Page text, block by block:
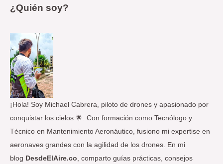
r
p
o
r
:
¿Quién soy?
¡Hola! Soy Michael Cabrera, piloto de drones y apasionado por
conquistar los cielos 🌟. Con formación como Tecnólogo y
Técnico en Mantenimiento Aeronáutico, fusiono mi expertise en
aeronaves grandes con la agilidad de los drones. En mi
blog DesdeElAire.co , comparto guías prácticas, consejos